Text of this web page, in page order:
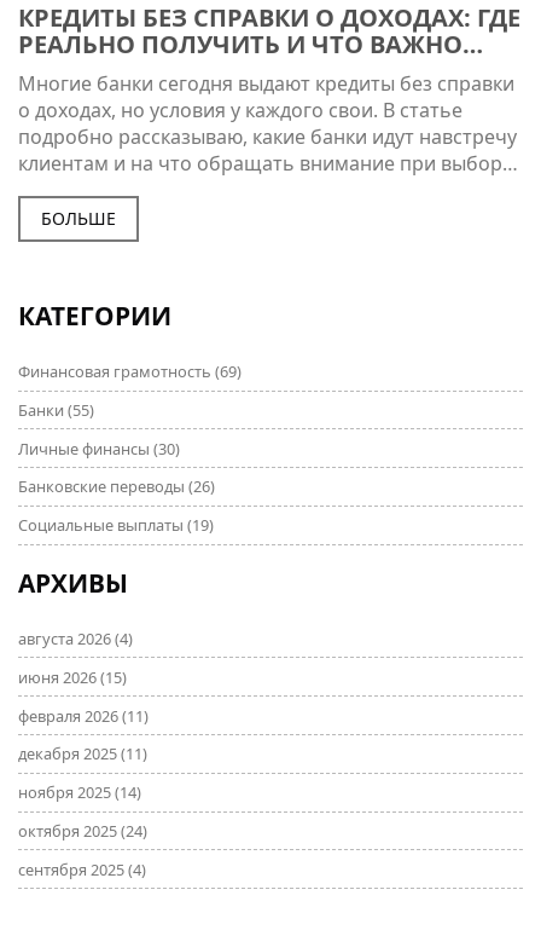
КРЕДИТЫ БЕЗ СПРАВКИ О ДОХОДАХ: ГДЕ
РЕАЛЬНО ПОЛУЧИТЬ И ЧТО ВАЖНО
ЗНАТЬ
Многие банки сегодня выдают кредиты без справки
о доходах, но условия у каждого свои. В статье
подробно рассказываю, какие банки идут навстречу
клиентам и на что обращать внимание при выборе.
Разбираемся, кому проще получить кредит, какие
подводные камни могут встретиться и как защитить
себя от неприятных сюрпризов. Делюсь советами
подтверждения дохода нет — эта статья поможет
БОЛЬШЕ
КАТЕГОРИИ
Финансовая грамотность (69)
Банки (55)
Личные финансы (30)
Банковские переводы (26)
Социальные выплаты (19)
АРХИВЫ
августа 2026(4)
июня 2026(15)
февраля 2026(11)
декабря 2025(11)
ноября 2025(14)
октября 2025(24)
сентября 2025(4)